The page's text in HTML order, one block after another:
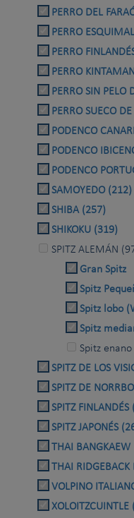
PERRO DEL
PERRO
PERRO
PERRO
PERRO SIN PELO
PERRO SUECO
PODENCO
PODENCO
PODENCO
SAMOYEDO (212)
SHIBA (257)
SHIKOKU (319)
SPITZ ALEMÁN
Gran Spitz
Spitz
Spitz lobo
Spitz
Spitz enano
SPITZ DE LOS
SPITZ DE
SPITZ FINLANDÉS
SPITZ JAPONÉS
THAI
THAI
VOLPINO
XOLOITZCUINTLE